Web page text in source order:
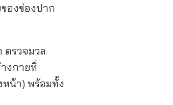
องช่องปาก
ตรวจมวล
งกายที่
หน้า) พร้อมทั้ง